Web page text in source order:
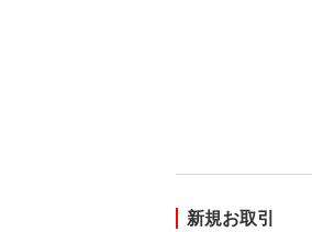
新規お取引